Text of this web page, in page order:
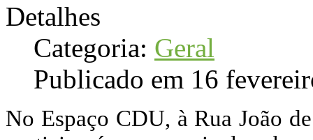
Detalhes
Categoria: Geral
Publicado em 16
No Espaço CDU, à Rua João